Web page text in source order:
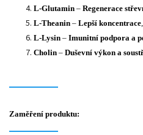
L-Glutamin – Regenerace
L-Theanin – Lepší koncentrace
L-Lysin – Imunitní podpora a
Cholin – Duševní výkon a
Zaměření produktu: